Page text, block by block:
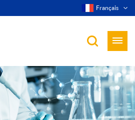
Français